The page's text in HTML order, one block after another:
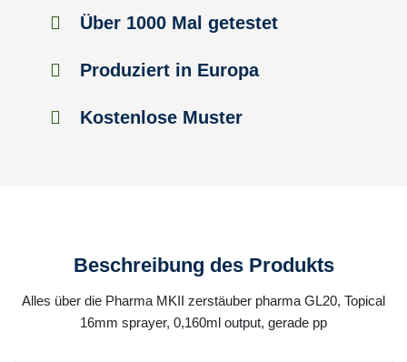
Über 1000 Mal getestet
Produziert in Europa
Kostenlose Muster
Beschreibung des Produkts
Alles über die Pharma MKII zerstäuber pharma GL20, Topical
16mm sprayer, 0,160ml output, gerade pp